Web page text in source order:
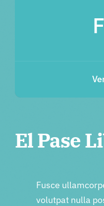
El Pase
Fusce
volutpat nulla